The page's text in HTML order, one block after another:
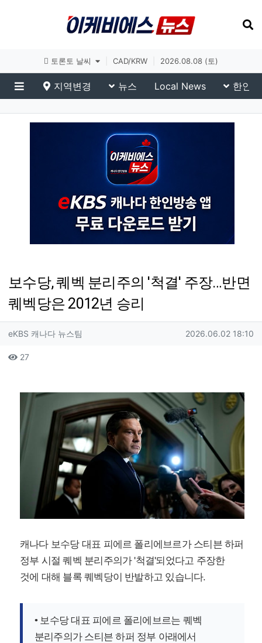
토론토 날씨 CAD/KRW 2026.08.08 (토)
메뉴
지역변경 뉴스 Local News 한인
eKBS News
보수당, 퀘벡 분리주의 '척결' 주장…반면
퀘벡당은 2012년 승리
작성자 정보
eKBS 캐나다 뉴스팀 작성일
2026.06.02 18:10
컨텐츠 정보
27조회
캐나다 보수당 대표 피에르 폴리에브르가 스티븐 하퍼
정부 시절 퀘벡 분리주의가 '척결'되었다고 주장한
것에 대해 블록 퀘벡당이 반발하고 있습니다.
• 보수당 대표 피에르 폴리에브르는 퀘벡
분리주의가 스티븐 하퍼 정부 아래에서